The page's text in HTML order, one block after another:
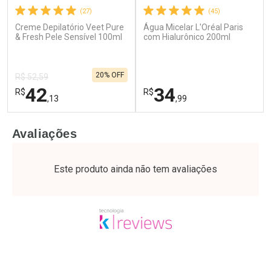
Ativar Desconto
Por R$ 17,59/cada
Ativar Desconto
(27)
Creme Depilatório Veet Pure
& Fresh Pele Sensível 100ml
R$ 52,59
R$42,13
20% OFF
Laboratório
Por Menos
(45)
Água Micelar L'Oréal Paris
com Hialurônico 200ml
R$34,99
Laboratório
Por Menos
Avaliações
Este produto ainda não tem avaliações